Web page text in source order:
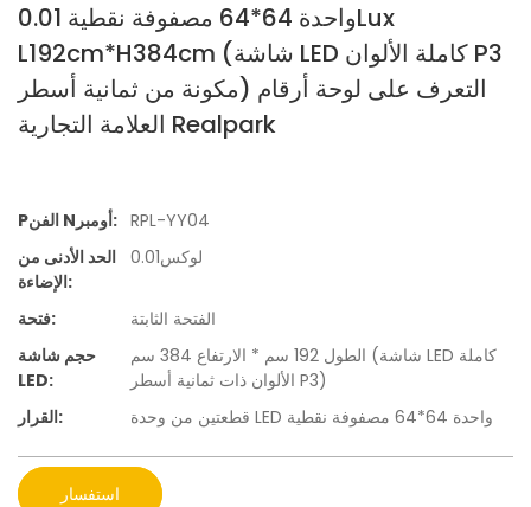
واحدة 64*64 مصفوفة نقطية 0.01Lux
L192cm*H384cm (شاشة LED كاملة الألوان P3
مكونة من ثمانية أسطر) التعرف على لوحة أرقام
العلامة التجارية Realpark
Pالفن Nأومبر: RPL-YY04
الحد الأدنى من
الإضاءة:
لوكس0.01
فتحة:
الفتحة الثابتة
حجم شاشة
LED:
الطول 192 سم * الارتفاع 384 سم (شاشة LED كاملة
الألوان ذات ثمانية أسطر P3)
القرار:
قطعتين من وحدة LED واحدة 64*64 مصفوفة نقطية
استفسار